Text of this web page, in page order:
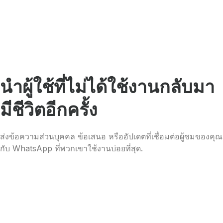
นำผู้ใช้ที่ไม่ได้ใช้งานกลับมา
มีชีวิตอีกครั้ง
ส่งข้อความส่วนบุคคล ข้อเสนอ หรืออัปเดตที่เชื่อมต่อผู้ชมของคุณ
กับ WhatsApp ที่พวกเขาใช้งานบ่อยที่สุด.